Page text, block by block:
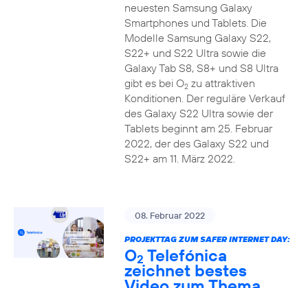
neuesten Samsung Galaxy
Smartphones und Tablets. Die
Modelle Samsung Galaxy S22,
S22+ und S22 Ultra sowie die
Galaxy Tab S8, S8+ und S8 Ultra
gibt es bei O2zu attraktiven
Konditionen. Der reguläre Verkauf
des Galaxy S22 Ultra sowie der
Tablets beginnt am 25. Februar
2022, der des Galaxy S22 und
S22+ am 11. März 2022.
08. Februar 2022
PROJEKTTAG ZUM SAFER INTERNET DAY:
O2 Telefónica
zeichnet bestes